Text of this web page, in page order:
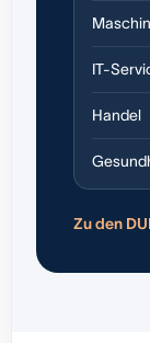
IT-
Handel
Zu den